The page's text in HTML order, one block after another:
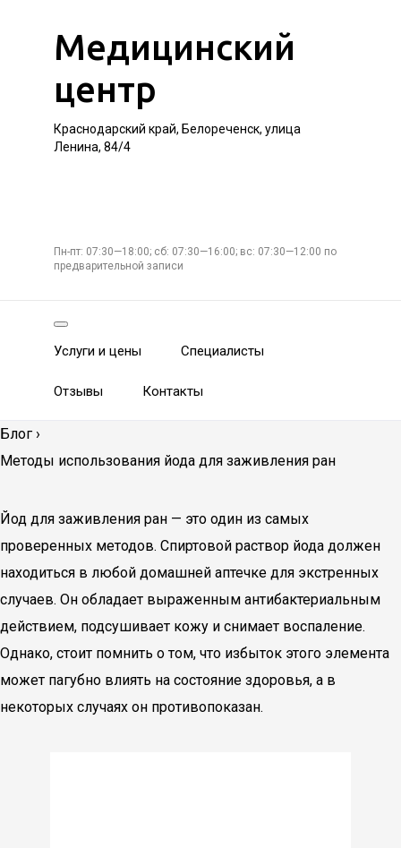
Медицинский
центр
Краснодарский край, Белореченск, улица
Ленина, 84/4
Пн-пт: 07:30—18:00; сб: 07:30—16:00; вс: 07:30—12:00 по
предварительной записи
Услуги и цены Специалисты
Отзывы Контакты
Блог ›
Методы использования йода для заживления ран
Йод для заживления ран — это один из самых
проверенных методов. Спиртовой раствор йода должен
находиться в любой домашней аптечке для экстренных
случаев. Он обладает выраженным антибактериальным
действием, подсушивает кожу и снимает воспаление.
Однако, стоит помнить о том, что избыток этого элемента
может пагубно влиять на состояние здоровья, а в
некоторых случаях он противопоказан.